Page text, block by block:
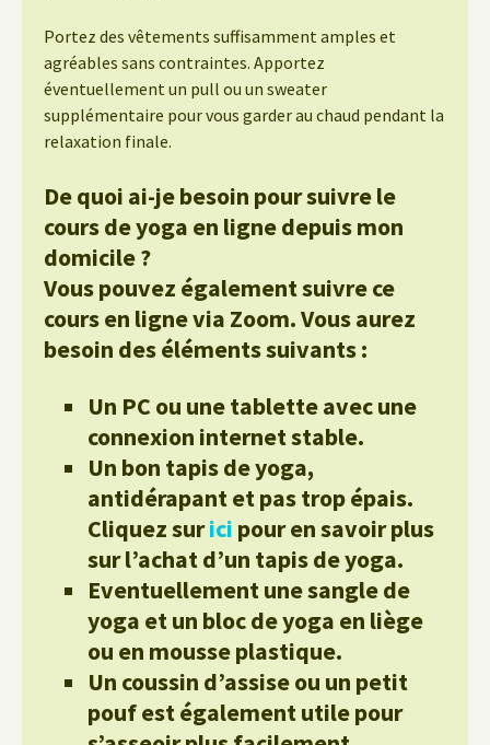
Portez des vêtements suffisamment amples et
agréables sans contraintes. Apportez
éventuellement un pull ou un sweater
supplémentaire pour vous garder au chaud pendant la
relaxation finale.
De quoi ai-je besoin pour suivre le
cours de yoga en ligne depuis mon
domicile ?
Vous pouvez également suivre ce
cours en ligne via Zoom. Vous aurez
besoin des éléments suivants :
Un PC ou une tablette avec une
connexion internet stable.
Un bon tapis de yoga,
antidérapant et pas trop épais.
Cliquez surici pour en savoir plus
sur l’achat d’un tapis de yoga.
Eventuellement une sangle de
yoga et un bloc de yoga en liège
ou en mousse plastique.
Un coussin d’assise ou un petit
pouf est également utile pour